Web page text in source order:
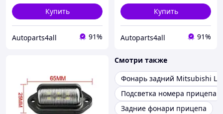
Купить
Autoparts4all 91%
Купить
Autoparts4all 91%
Смотри также
Фонарь задний Mitsubishi
Подсветка номера прицепа
Задние фонари прицепа